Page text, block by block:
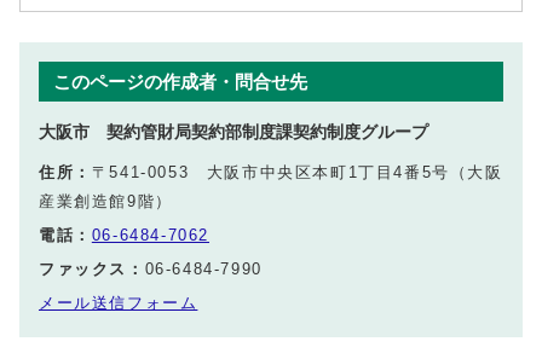
このページの作成者・問合せ先
大阪市 契約管財局契約部制度課契約制度グループ
住所： 〒541-0053 大阪市中央区本町1丁目4番5号（大阪
産業創造館9階）
電話： 06-6484-7062
ファックス： 06-6484-7990
メール送信フォーム